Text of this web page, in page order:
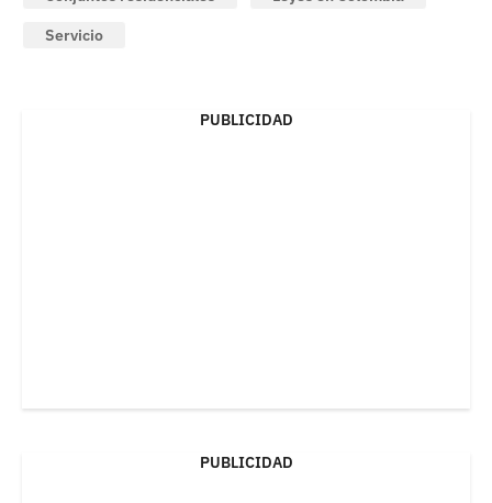
Servicio
PUBLICIDAD
PUBLICIDAD